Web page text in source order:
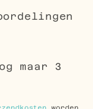
maar 3